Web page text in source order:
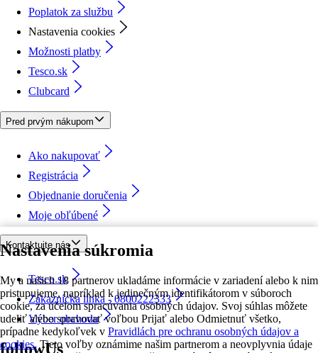
Nastavenia súkromia
My a našich 18 partnerov ukladáme informácie v zariadení alebo k nim
pristupujeme, napríklad k jedinečným identifikátorom v súboroch
cookie, za účelom spracúvania osobných údajov. Svoj súhlas môžete
udeliť alebo spravovať voľbou Prijať alebo Odmietnuť všetko,
prípadne kedykoľvek v Pravidlách pre ochranu osobných údajov a
cookies. Tieto voľby oznámime našim partnerom a neovplyvnia údaje
Poplatok za službu
Nastavenia cookies
Možnosti platby
Tesco.sk
Clubcard
Pred prvým nákupom
Ako nakupovať
Registrácia
Objednanie doručenia
Moje obľúbené
Kontaktujte nás
Tesco.sk
Zákaznícka linka - 0800222333
Výber obchodu
followUs